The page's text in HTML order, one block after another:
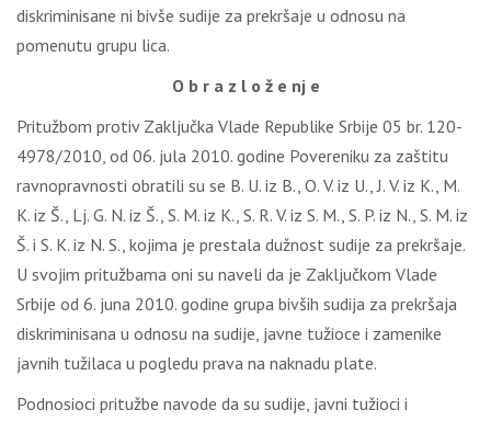
diskriminisane ni bivše sudije za prekršaje u odnosu na
pomenutu grupu lica.
O b r a z l o ž e nj e
Pritužbom protiv Zaključka Vlade Republike Srbije 05 br. 120-
4978/2010, od 06. jula 2010. godine Povereniku za zaštitu
ravnopravnosti obratili su se B. U. iz B., O. V. iz U., J. V. iz K., M.
K. iz Š., Lj. G. N. iz Š., S. M. iz K., S. R. V. iz S. M., S. P. iz N., S. M. iz
Š. i S. K. iz N. S., kojima je prestala dužnost sudije za prekršaje.
U svojim pritužbama oni su naveli da je Zaključkom Vlade
Srbije od 6. juna 2010. godine grupa bivših sudija za prekršaja
diskriminisana u odnosu na sudije, javne tužioce i zamenike
javnih tužilaca u pogledu prava na naknadu plate.
Podnosioci pritužbe navode da su sudije, javni tužioci i